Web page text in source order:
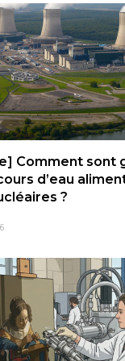
Comment sont
d’eau
?